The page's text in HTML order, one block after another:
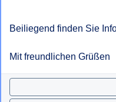
Beiliegend finden Sie
Mit freundlichen Grüßen